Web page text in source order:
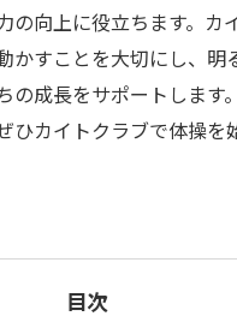
の向上に役立ちます。カ
かすことを大切にし、明
の成長をサポートします
ひカイトクラブで体操を
目次